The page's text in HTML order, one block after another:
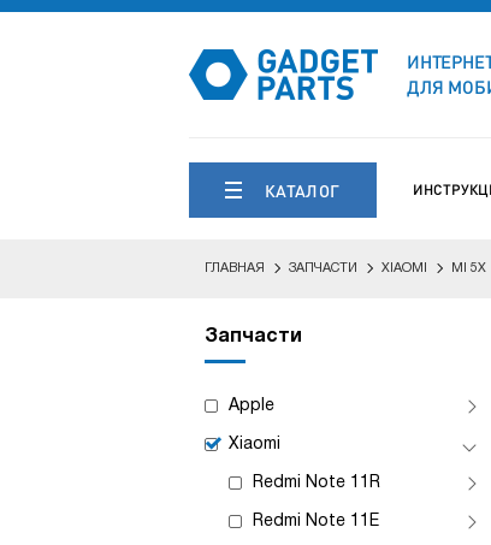
ДЛЯ
КАТАЛОГ
ГЛАВНАЯ ЗАПЧАСТИ XIAOMI MI 5X
Запчасти
Apple
Xiaomi
Redmi Note 11R
Redmi Note 11E